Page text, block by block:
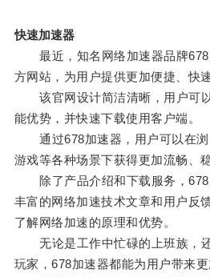
快速加速器
最近，知名网络加速器品牌678
方网站，为用户提供更加便捷、快
该官网设计简洁清晰，用户可
能优势，并快速下载使用客户端。
通过678加速器，用户可以在浏
游戏等各种场景下获得更加流畅、
除了产品介绍和下载服务，678
丰富的网络加速技术文章和用户反
了解网络加速的原理和优势。
无论是工作中忙碌的上班族，
玩家，678加速器都能为用户带来更